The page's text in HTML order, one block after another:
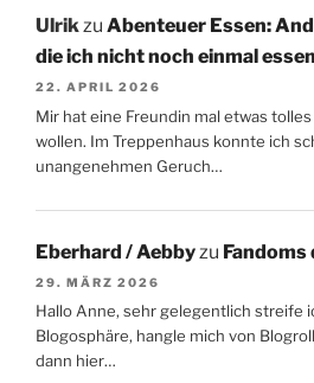
Ulrikzu Abenteuer Essen:
die ich nicht noch einmal
22. APRIL 2026
Mir hat eine Freundin mal etwas
wollen. Im Treppenhaus konnte ich
unangenehmen Geruch…
Eberhard / Aebbyzu Fandoms
29. MÄRZ 2026
Hallo Anne, sehr gelegentlich streife
Blogosphäre, hangle mich von
dann hier…